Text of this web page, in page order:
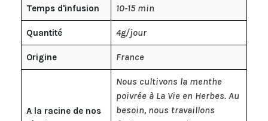
Temps d'infusion 10-15 min
Quantité 4g/jour
Origine France
A la racine de nos
Nous cultivons la menthe
poivrée à La Vie en Herbes. Au
besoin, nous travaillons